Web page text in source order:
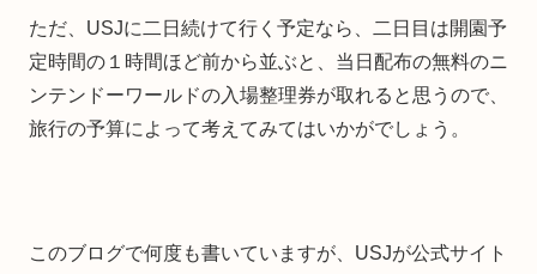
ただ、USJに二日続けて行く予定なら、二日目は開園予
定時間の１時間ほど前から並ぶと、当日配布の無料のニ
ンテンドーワールドの入場整理券が取れると思うので、
旅行の予算によって考えてみてはいかがでしょう。
このブログで何度も書いていますが、USJが公式サイト